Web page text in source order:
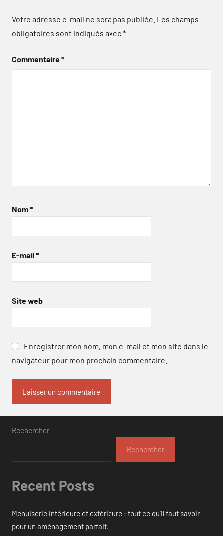
Votre adresse e-mail ne sera pas publiée. Les champs
obligatoires sont indiqués avec*
Commentaire*
Nom*
E-mail *
Site web
Enregistrer mon nom, mon e-mail et mon site dans le
navigateur pour mon prochain commentaire.
Rechercher
Rechercher
Recent Posts
Menuiserie intérieure et extérieure : tout ce qu’il faut savoir
pour un aménagement parfait.